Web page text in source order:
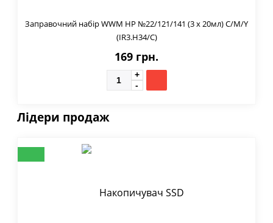
Заправочний набір WWM HP №22/121/141 (3 x 20мл) C/M/Y
(IR3.H34/C)
169 грн.
Лідери продаж